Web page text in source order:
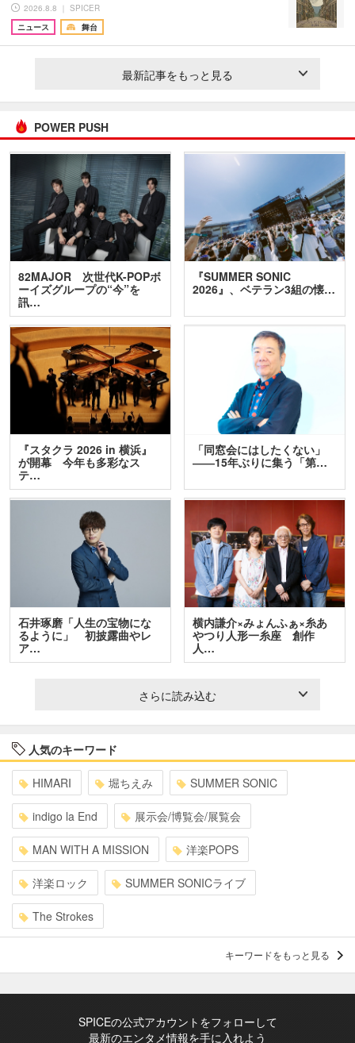
2026.8.8 ｜ SPICER
ニュース
舞台
最新記事をもっと見る
POWER PUSH
82MAJOR 次世代K-POPボ
ーイズグループの“今”を
訊…
『SUMMER SONIC
2026』、ベテラン3組の懐…
『スタクラ 2026 in 横浜』
が開幕 今年も多彩なス
テ…
「同窓会にはしたくない」
――15年ぶりに集う「第…
石井琢磨「人生の宝物にな
るように」 初披露曲やレ
ア…
横内謙介×みょんふぁ×糸あ
やつり人形一糸座 創作
人…
さらに読み込む
人気のキーワード
HIMARI 堀ちえみ SUMMER SONIC
indigo la End 展示会/博覧会/展覧会
MAN WITH A MISSION 洋楽POPS
洋楽ロック SUMMER SONICライブ
The Strokes
キーワードをもっと見る
SPICEの公式アカウントをフォローして
最新のエンタメ情報を手に入れよう